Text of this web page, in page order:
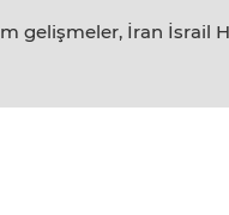
İran İsrail